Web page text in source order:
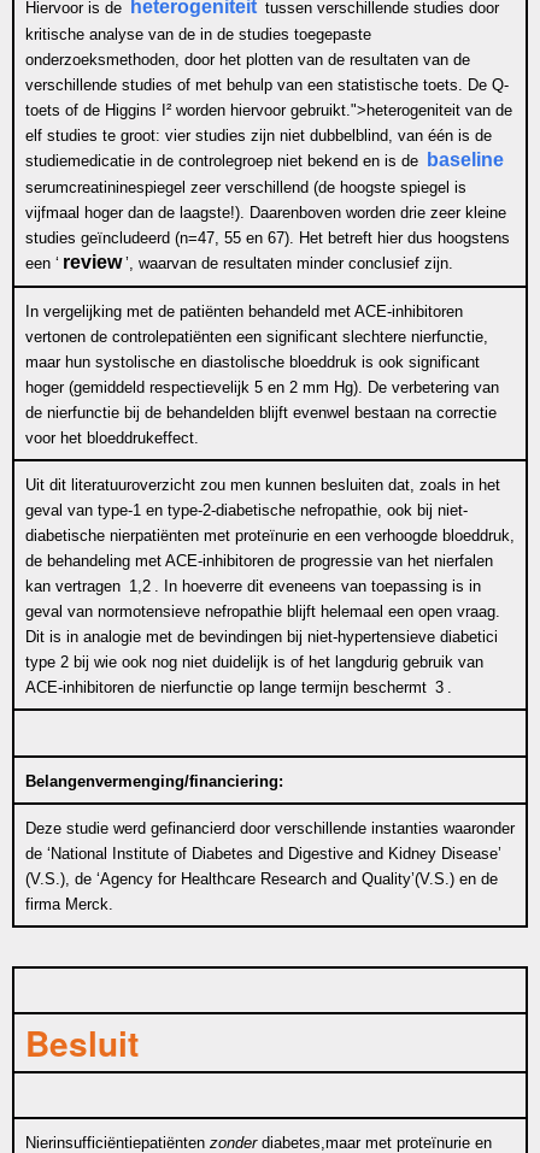
Hiervoor is de heterogeniteit tussen verschillende studies door
kritische analyse van de in de studies toegepaste
onderzoeksmethoden, door het plotten van de resultaten van de
verschillende studies of met behulp van een statistische toets. De Q-
toets of de Higgins I² worden hiervoor gebruikt."> heterogeniteitvan de
elf studies te groot: vier studies zijn niet dubbelblind, van één is de
studiemedicatie in de controlegroep niet bekend en is de
baseline
serumcreatininespiegel zeer verschillend (de hoogste spiegel is
vijfmaal hoger dan de laagste!). Daarenboven worden drie zeer kleine
studies geïncludeerd (n=47, 55 en 67). Het betreft hier dus hoogstens
een ‘ review ’, waarvan de resultaten minder conclusief zijn.
In vergelijking met de patiënten behandeld met ACE-inhibitoren
vertonen de controlepatiënten een significant slechtere nierfunctie,
maar hun systolische en diastolische bloeddruk is ook significant
hoger (gemiddeld respectievelijk 5 en 2 mm Hg). De verbetering van
de nierfunctie bij de behandelden blijft evenwel bestaan na correctie
voor het bloeddrukeffect.
Uit dit literatuuroverzicht zou men kunnen besluiten dat, zoals in het
geval van type-1 en type-2-diabetische nefropathie, ook bij niet-
diabetische nierpatiënten met proteïnurie en een verhoogde bloeddruk,
de behandeling met ACE-inhibitoren de progressie van het nierfalen
kan vertragen 1,2 . In hoeverre dit eveneens van toepassing is in
geval van normotensieve nefropathie blijft helemaal een open vraag.
Dit is in analogie met de bevindingen bij niet-hypertensieve diabetici
type 2 bij wie ook nog niet duidelijk is of het langdurig gebruik van
ACE-inhibitoren de nierfunctie op lange termijn beschermt 3 .
Belangenvermenging/financiering:
Deze studie werd gefinancierd door verschillende instanties waaronder
de ‘National Institute of Diabetes and Digestive and Kidney Disease’
(V.S.), de ‘Agency for Healthcare Research and Quality’(V.S.) en de
firma Merck.
Besluit
Nierinsufficiëntiepatiënten zonder diabetes,maar met proteïnurie en